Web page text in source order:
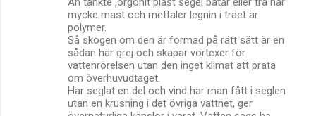
mycke mast och mettaler legnin i träet är
polymer.
Så skogen om den är formad på rätt sätt är en
sådan här grej och skapar vortexer för
vattenrörelsen utan den inget klimat att prata
om överhuvudtaget.
Har seglat en del och vind har man fått i seglen
utan en krusning i det övriga vattnet, ger